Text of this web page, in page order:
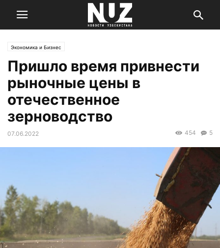
Экономика и Бизнес
Пришло время привнести
рыночные цены в
отечественное
зерноводство
07.06.2022 5
454